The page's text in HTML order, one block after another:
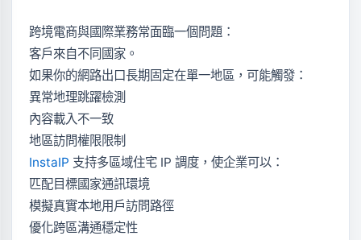
跨境電商與國際業務常面臨一個問題：
客戶來自不同國家。
如果你的網路出口長期固定在單一地區，可能觸發：
異常地理跳躍檢測
內容載入不一致
地區訪問權限限制
InstaIP 支持多區域住宅 IP 調度，使企業可以：
匹配目標國家通訊環境
模擬真實本地用戶訪問路徑
優化跨區溝通穩定性